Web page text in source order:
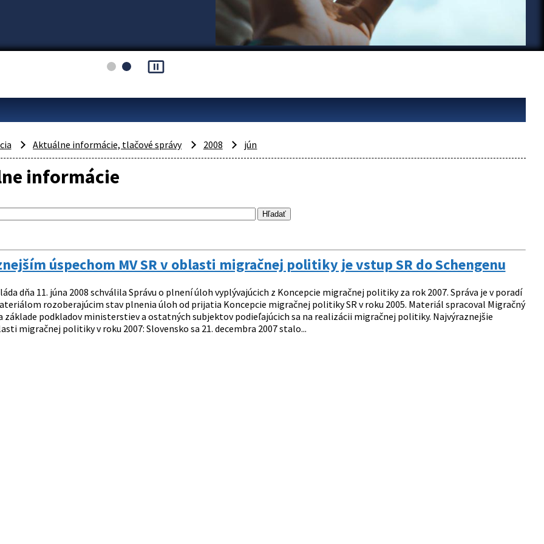
pause_presentation
Aktuálne informácie, tlačové správy 2008 jún
informácie
úspechom MV SR v oblasti migračnej politiky je vstup SR do Schengenu
dňa 11. júna 2008 schválila Správu o plnení úloh vyplývajúcich z Koncepcie migračnej politiky za rok 2007. Správa je v poradí
rozoberajúcim stav plnenia úloh od prijatia Koncepcie migračnej politiky SR v roku 2005. Materiál spracoval Migračný
základe podkladov ministerstiev a ostatných subjektov podieľajúcich sa na realizácii migračnej politiky. Najvýraznejšie
migračnej politiky v roku 2007: Slovensko sa 21. decembra 2007 stalo...